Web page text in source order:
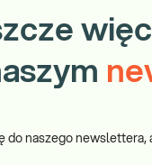
do naszego